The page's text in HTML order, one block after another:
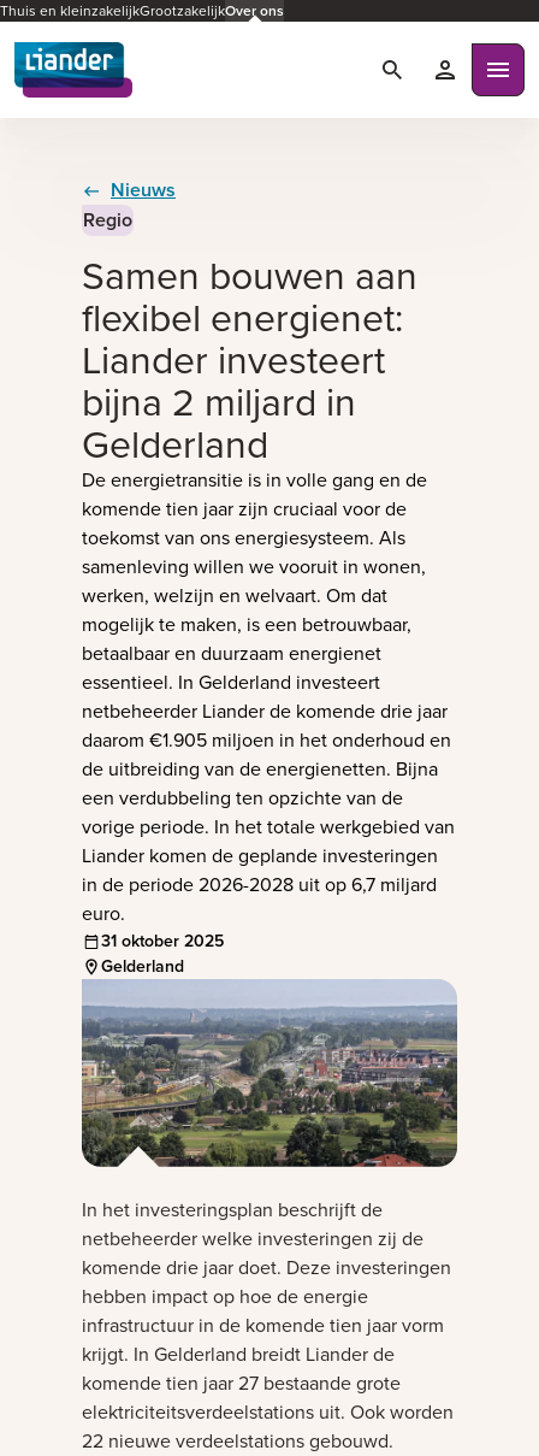
Thuis en kleinzakelijkGrootzakelijkOver ons
ZoekenMijn
Nieuws
Regio
Samen bouwen aan
flexibel energienet:
Liander investeert
bijna 2 miljard in
Gelderland
De energietransitie is in volle gang en de
komende tien jaar zijn cruciaal voor de
toekomst van ons energiesysteem. Als
samenleving willen we vooruit in wonen,
werken, welzijn en welvaart. Om dat
mogelijk te maken, is een betrouwbaar,
betaalbaar en duurzaam energienet
essentieel. In Gelderland investeert
netbeheerder Liander de komende drie jaar
daarom €1.905 miljoen in het onderhoud en
de uitbreiding van de energienetten. Bijna
een verdubbeling ten opzichte van de
vorige periode. In het totale werkgebied van
Liander komen de geplande investeringen
in de periode 2026-2028 uit op 6,7 miljard
euro.
31 oktober 2025
Gelderland
In het investeringsplan beschrijft de
netbeheerder welke investeringen zij de
komende drie jaar doet. Deze investeringen
hebben impact op hoe de energie
infrastructuur in de komende tien jaar vorm
krijgt. In Gelderland breidt Liander de
komende tien jaar 27 bestaande grote
elektriciteitsverdeelstations uit. Ook worden
22 nieuwe verdeelstations gebouwd.